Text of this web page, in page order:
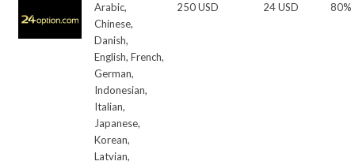
Arabic,
Chinese,
Danish,
English, French,
German,
Indonesian,
Italian,
Japanese,
Korean,
Latvian,
250 USD 24 USD 80%